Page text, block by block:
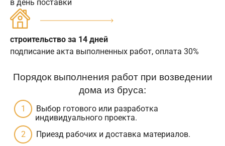
в день поставки
строительство за 14 дней
подписание акта выполненных работ, оплата 30%
Порядок выполнения работ при возведении
дома из бруса:
Выбор готового или разработка
индивидуального проекта.
Приезд рабочих и доставка материалов.